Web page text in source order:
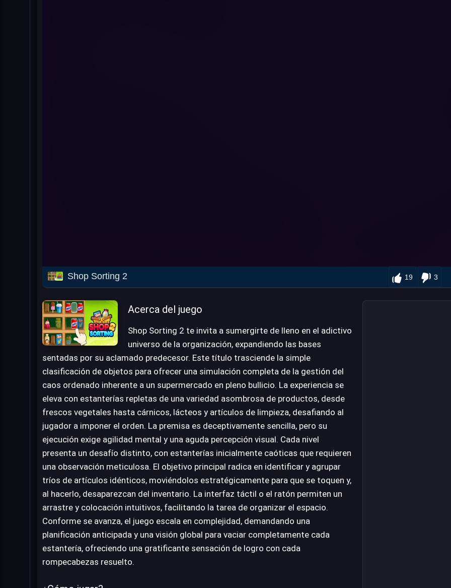
Shop Sorting 2 19 3
Acerca del juego
Shop Sorting 2 te invita a sumergirte de lleno en el adictivo
universo de la organización, expandiendo las bases
sentadas por su aclamado predecesor. Este título trasciende la simple
clasificación de objetos para ofrecer una simulación completa de la gestión del
caos ordenado inherente a un supermercado en pleno bullicio. La experiencia se
eleva con estanterías repletas de una variedad asombrosa de productos, desde
frescos vegetales hasta cárnicos, lácteos y artículos de limpieza, desafiando al
jugador a imponer el orden. La premisa es deceptivamente sencilla, pero su
ejecución exige agilidad mental y una aguda percepción visual. Cada nivel
presenta un desafío distinto, con estanterías inicialmente caóticas que requieren
una observación meticulosa. El objetivo principal radica en identificar y agrupar
tríos de artículos idénticos, moviéndolos estratégicamente para que se toquen y,
al hacerlo, desaparezcan del inventario. La interfaz táctil o el ratón permiten un
arrastre y colocación intuitivos, facilitando la tarea de organizar el espacio.
Conforme se avanza, el juego escala en complejidad, demandando una
planificación anticipada y una visión global para vaciar completamente cada
estantería, ofreciendo una gratificante sensación de logro con cada
rompecabezas resuelto.